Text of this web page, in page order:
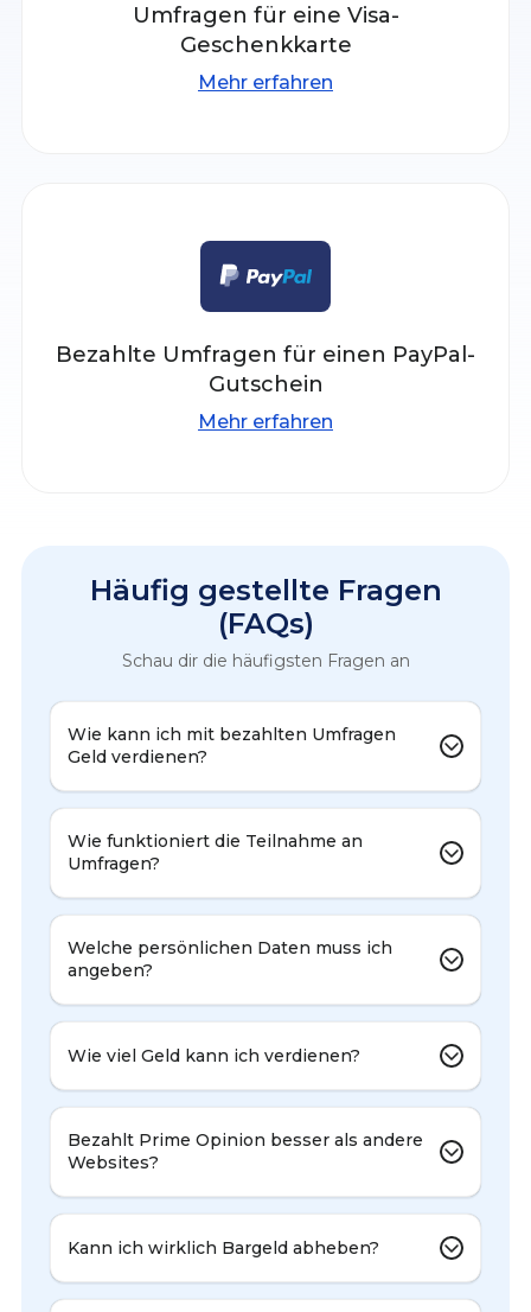
Umfragen für eine Visa-
Geschenkkarte
Mehr erfahren
Bezahlte Umfragen für einen PayPal-
Gutschein
Mehr erfahren
Häufig gestellte Fragen
(FAQs)
Schau dir die häufigsten Fragen an
Wie kann ich mit bezahlten Umfragen
Geld verdienen?
Wie funktioniert die Teilnahme an
Umfragen?
Welche persönlichen Daten muss ich
angeben?
Wie viel Geld kann ich verdienen?
Bezahlt Prime Opinion besser als andere
Websites?
Kann ich wirklich Bargeld abheben?